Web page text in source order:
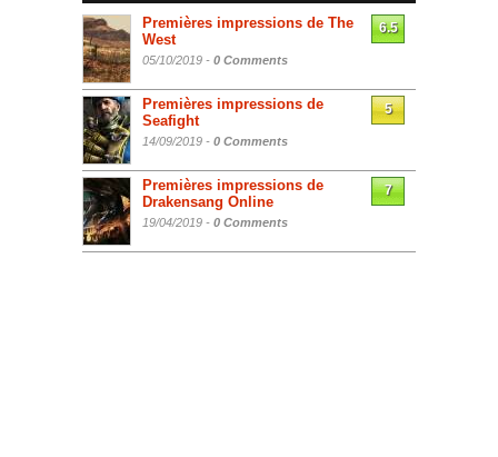
Premières impressions de The
West
05/10/2019 - 0 Comments
6.5
Premières impressions de
Seafight
14/09/2019 - 0 Comments
5
Premières impressions de
Drakensang Online
19/04/2019 - 0 Comments
7